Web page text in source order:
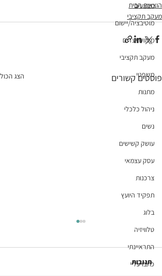
מבצעים
מוטיבציה/יישום
מימוש יעדים
מעקב תקציבי
משפטי
מתנות
ניהול כלכלי
נשים
עושק קשישים
עסק עצמאי
צרכנות
תפקיד היועץ
בלוג
טלוויזיה
התראיינתי
כתבו עליי
הוצאות הבית
מעקב תקציבי
פוסטים קשורים הצג הכול
תגובות